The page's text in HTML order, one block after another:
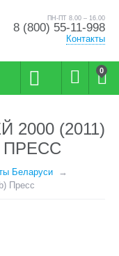
ПН-ПТ 8.00 – 16.00
8 (800) 55-11-998
Контакты
0
2000 (2011)
ПРЕСС
Беларуси
Пресс